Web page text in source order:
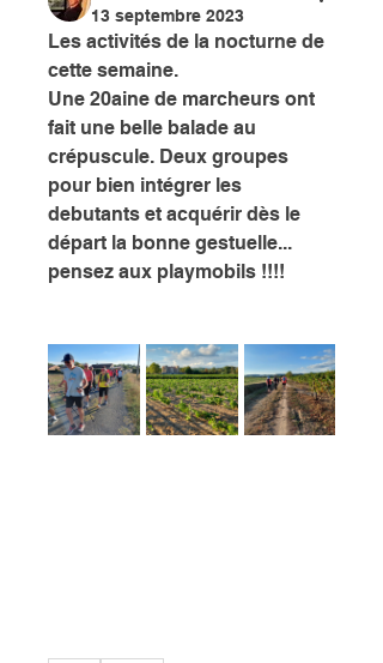
13 septembre 2023
Les activités de la nocturne de
cette semaine.
Une 20aine de marcheurs ont
fait une belle balade au
crépuscule. Deux groupes
pour bien intégrer les
debutants et acquérir dès le
départ la bonne gestuelle...
pensez aux playmobils !!!!